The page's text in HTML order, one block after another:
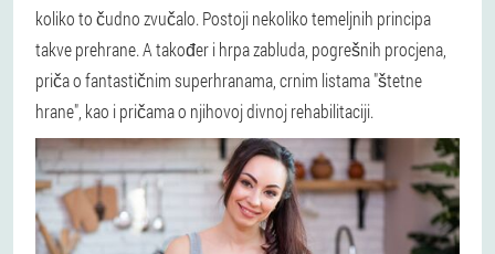
koliko to čudno zvučalo. Postoji nekoliko temeljnih principa
takve prehrane. A također i hrpa zabluda, pogrešnih procjena,
priča o fantastičnim superhranama, crnim listama "štetne
hrane", kao i pričama o njihovoj divnoj rehabilitaciji.